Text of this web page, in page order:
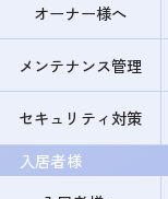
オーナー様へ
メンテナンス管理
セキュリティ対策
入居者様